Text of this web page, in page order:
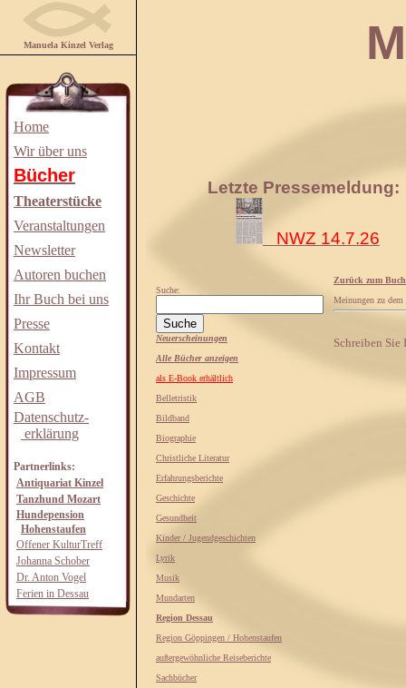
Manuela Kinzel Verlag
Home
Wir über uns
Bücher
Theaterstücke
Veranstaltungen
Newsletter
Autoren buchen
Ihr Buch bei uns
Presse
Kontakt
Impressum
AGB
Datenschutz-
erklärung
Partnerlinks:
Antiquariat Kinzel
Tanzhund Mozart
Hundepension
Hohenstaufen
Offener KulturTreff
Johanna Schober
Dr. Anton Vogel
Ferien in Dessau
Letzte Pressemeldung:
NWZ 14.7.26
Suche:
Neuerscheinungen
Alle Bücher anzeigen
als E-Book erhältlich
Belletristik
Bildband
Biographie
Christliche Literatur
Erfahrungsberichte
Geschichte
Gesundheit
Kinder / Jugendgeschichten
Lyrik
Musik
Mundarten
Region Dessau
Region Göppingen / Hohenstaufen
außergewöhnliche Reiseberichte
Sachbücher
Zurück zum Buch
Meinungen zu
Schreiben